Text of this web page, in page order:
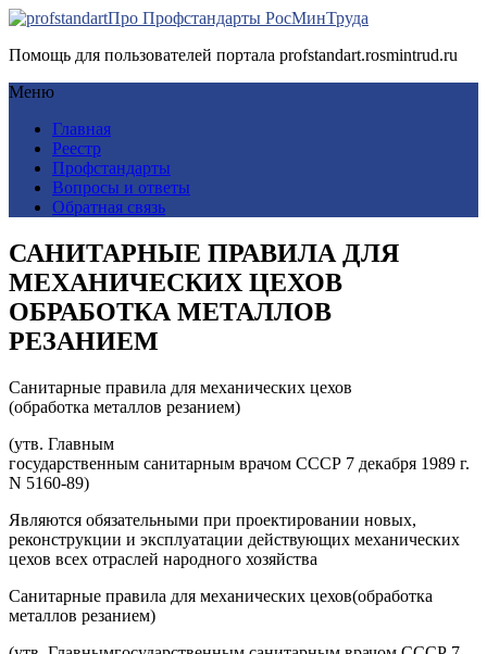
Про Профстандарты РосМинТруда
Помощь для пользователей портала profstandart.rosmintrud.ru
Меню
Главная
Реестр
Профстандарты
Вопросы и ответы
Обратная связь
САНИТАРНЫЕ ПРАВИЛА ДЛЯ
МЕХАНИЧЕСКИХ ЦЕХОВ
ОБРАБОТКА МЕТАЛЛОВ
РЕЗАНИЕМ
Санитарные правила для механических цехов
(обработка металлов резанием)
(утв. Главным
государственным санитарным врачом СССР 7 декабря 1989 г.
N 5160-89)
Являются обязательными при проектировании новых,
реконструкции и эксплуатации действующих механических
цехов всех отраслей народного хозяйства
Санитарные правила для механических цехов(обработка
металлов резанием)